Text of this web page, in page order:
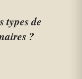
types de
?